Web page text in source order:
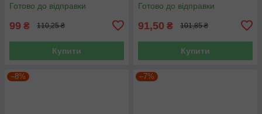
Готово до відправки
99 ₴ 110,25 ₴
Купити
Готово до відправки
91,50 ₴ 101,85 ₴
Купити
–8% –7%